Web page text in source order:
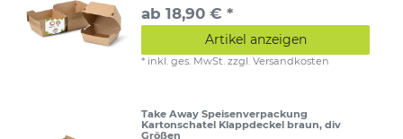
ab 18,90 € *
Artikel anzeigen
* inkl. ges. MwSt. zzgl.Versandkosten
Take Away Speisenverpackung
Kartonschatel Klappdeckel braun, div
Größen